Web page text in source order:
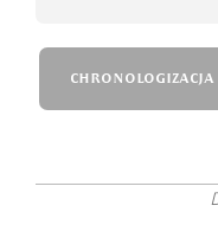
CHRONOLOGIZACJA